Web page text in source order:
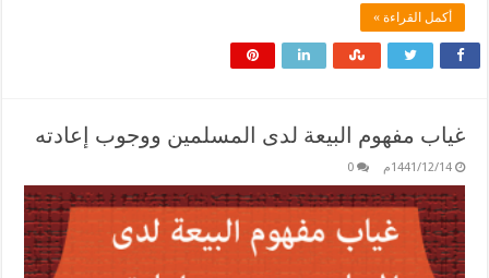
أكمل القراءة »
غياب مفهوم البيعة لدى المسلمين ووجوب إعادته
1441/12/14م 0